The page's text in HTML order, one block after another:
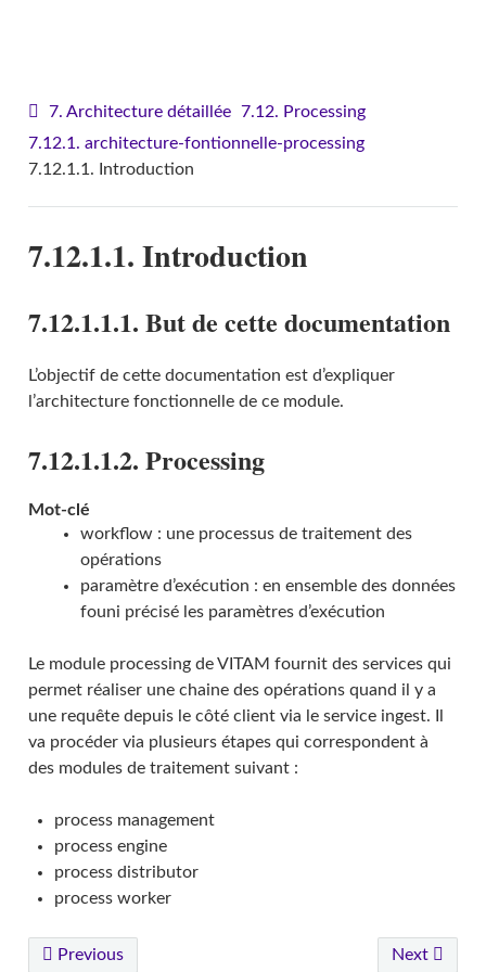
7. Architecture détaillée 7.12. Processing
7.12.1. architecture-fontionnelle-processing
7.12.1.1. Introduction
7.12.1.1. Introduction
7.12.1.1.1. But de cette documentation
L’objectif de cette documentation est d’expliquer
l’architecture fonctionnelle de ce module.
7.12.1.1.2. Processing
Mot-clé
workflow : une processus de traitement des
opérations
paramètre d’exécution : en ensemble des données
founi précisé les paramètres d’exécution
Le module processing de VITAM fournit des services qui
permet réaliser une chaine des opérations quand il y a
une requête depuis le côté client via le service ingest. Il
va procéder via plusieurs étapes qui correspondent à
des modules de traitement suivant :
process management
process engine
process distributor
process worker
Previous Next